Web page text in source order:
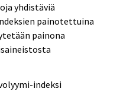
yhdistäviä
painotettuina
painona
indeksi